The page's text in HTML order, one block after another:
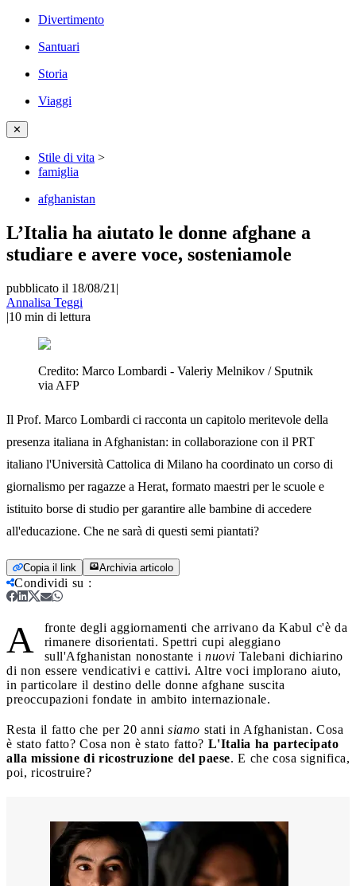
Divertimento
Santuari
Storia
Viaggi
✕
Stile di vita >
famiglia
afghanistan
L’Italia ha aiutato le donne afghane a
studiare e avere voce, sosteniamole
pubblicato il 18/08/21 |
Annalisa Teggi
|10 min di lettura
Credito: Marco Lombardi - Valeriy Melnikov / Sputnik
via AFP
Il Prof. Marco Lombardi ci racconta un capitolo meritevole della
presenza italiana in Afghanistan: in collaborazione con il PRT
italiano l'Università Cattolica di Milano ha coordinato un corso di
giornalismo per ragazze a Herat, formato maestri per le scuole e
istituito borse di studio per garantire alle bambine di accedere
all'educazione. Che ne sarà di questi semi piantati?
Copia il link Archivia articolo
Condividi su :
A
fronte degli aggiornamenti che arrivano da Kabul c'è da
rimanere disorientati. Spettri cupi aleggiano
sull'Afghanistan nonostante i nuovi Talebani dichiarino
di non essere vendicativi e cattivi. Altre voci implorano aiuto,
in particolare il destino delle donne afghane suscita
preoccupazioni fondate in ambito internazionale.
Resta il fatto che per 20 anni siamo stati in Afghanistan. Cosa
è stato fatto? Cosa non è stato fatto? L'Italia ha partecipato
alla missione di ricostruzione del paese. E che cosa significa,
poi, ricostruire?